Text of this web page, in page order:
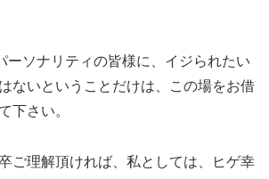
ーソナリティの皆様に、イジられたい
ないということだけは、この場をお借
下さい。
ご理解頂ければ、私としては、ヒゲ幸